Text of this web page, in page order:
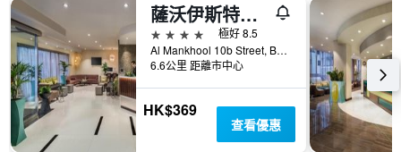
薩沃伊斯特公寓酒店 - 杜拜
4星級
極好 8.5
Al Mankhool 10b Street, Bur Dubai, 杜拜, 阿拉伯聯合大公國
6.6公里 距離市中心
HK$369
查看優惠